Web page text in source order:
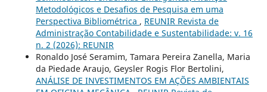
Metodológicos e Desafios de Pesquisa em uma
Perspectiva Bibliométrica , REUNIR Revista de
Administração Contabilidade e Sustentabilidade: v. 16
n. 2 (2026): REUNIR
Ronaldo José Seramim, Tamara Pereira Zanella, Maria
da Piedade Araujo, Geysler Rogis Flor Bertolini,
ANÁLISE DE INVESTIMENTOS EM AÇÕES AMBIENTAIS